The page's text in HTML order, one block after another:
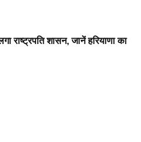
राष्ट्रपति शासन, जानें हरियाणा का